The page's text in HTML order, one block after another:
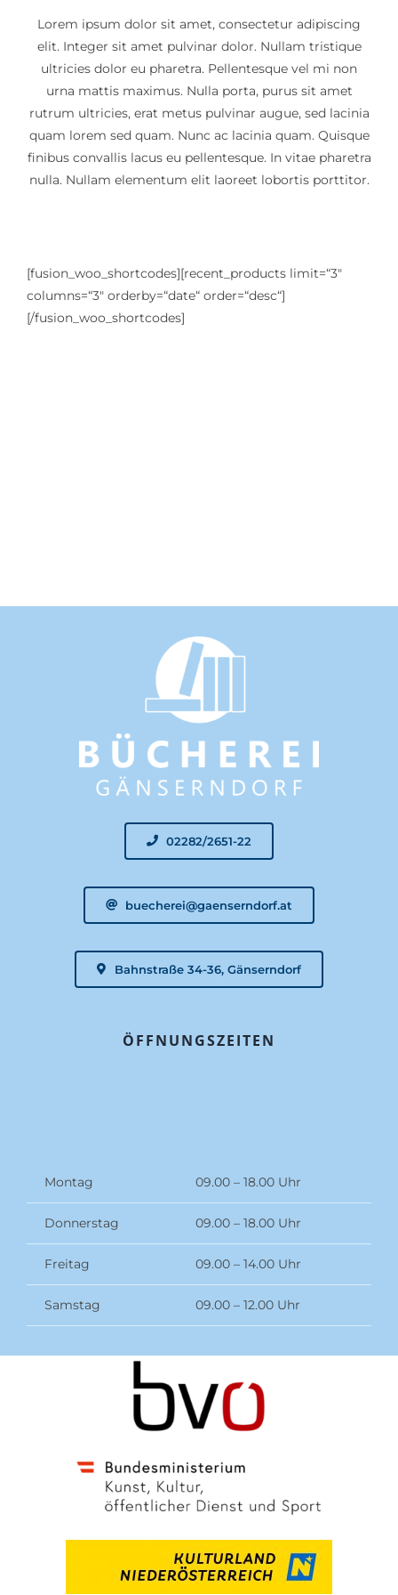
Online Katalog
noe-book.at
Veranstaltung
Lorem ipsum dolor sit amet, consectetur adipiscing
elit. Integer sit amet pulvinar dolor. Nullam tristique
ultricies dolor eu pharetra. Pellentesque vel mi non
urna mattis maximus. Nulla porta, purus sit amet
rutrum ultricies, erat metus pulvinar augue, sed lacinia
quam lorem sed quam. Nunc ac lacinia quam. Quisque
finibus convallis lacus eu pellentesque. In vitae pharetra
nulla. Nullam elementum elit laoreet lobortis porttitor.
[fusion_woo_shortcodes][recent_products limit=“3″
columns=“3″ orderby=“date“ order=“desc“]
[/fusion_woo_shortcodes]
02282/2651-22
buecherei@gaenserndorf.at
Bahnstraße 34-36, Gänserndorf
ÖFFNUNGSZEITEN
Montag 09.00 – 18.00 Uhr
Donnerstag 09.00 – 18.00 Uhr
Freitag 09.00 – 14.00 Uhr
Samstag 09.00 – 12.00 Uhr